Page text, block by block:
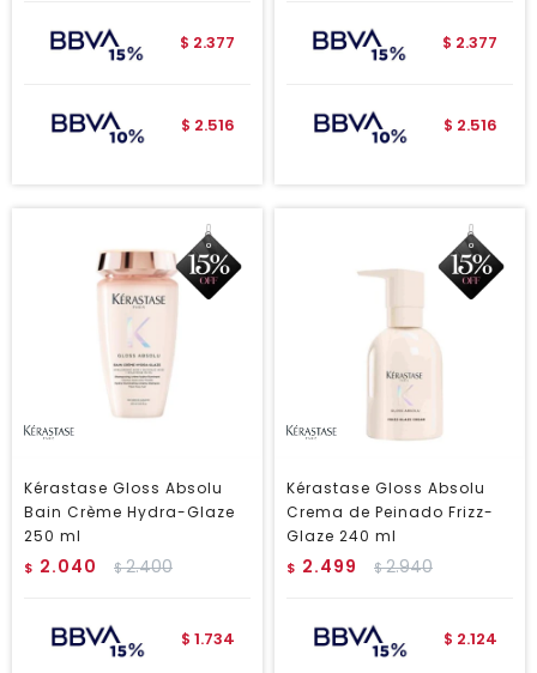
$ 2.377
$ 2.516
$ 2.377
$ 2.516
Kérastase Gloss Absolu
Bain Crème Hydra-Glaze
250 ml
$ 2.040 $2.400
$ 1.734
Kérastase Gloss Absolu
Crema de Peinado Frizz-
Glaze 240 ml
$ 2.499 $2.940
$ 2.124